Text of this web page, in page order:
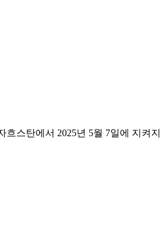
흐스탄에서 2025년 5월 7일에 지켜지